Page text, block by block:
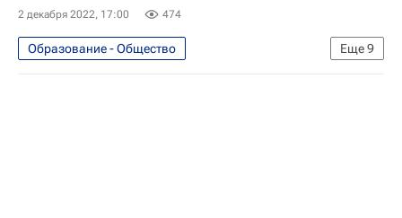
Общество
2 декабря 2022, 17:00 474
Еще9
Образование - Общество
Навигатор абитуриента
Россия